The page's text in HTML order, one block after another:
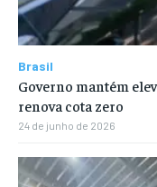
Brasil
Governo mantém
renova cota zero
24 de junho de 2026